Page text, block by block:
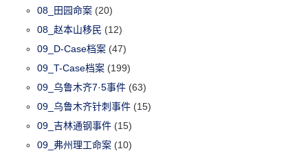
08_田园命案 (20)
08_赵本山移民 (12)
09_D-Case档案 (47)
09_T-Case档案 (199)
09_乌鲁木齐7·5事件 (63)
09_乌鲁木齐针刺事件 (15)
09_吉林通钢事件 (15)
09_弗州理工命案 (10)